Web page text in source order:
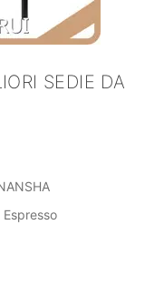
SEDIE DA